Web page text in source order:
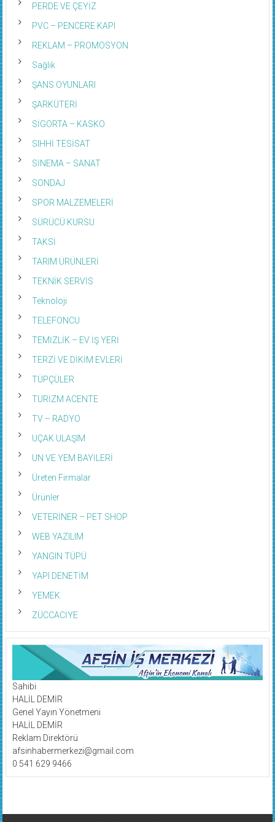
PERDE VE ÇEYİZ
PVC – PENCERE KAPI
REKLAM – PROMOSYON
Sağlık
ŞANS OYUNLARI
ŞARKÜTERİ
SİGORTA – KASKO
SIHHİ TESİSAT
SİNEMA – SANAT
SONDAJ
SPOR MALZEMELERİ
SÜRÜCÜ KURSU
TAKSİ
TARIM ÜRÜNLERİ
TEKNİK SERVİS
Teknoloji
TELEFONCU
TEMİZLİK – EV İŞ YERİ
TERZİ VE DİKİM EVLERİ
TÜPÇÜLER
TURİZM ACENTE
TV – RADYO
UÇAK ULAŞIM
UN VE YEM BAYİLERİ
Üreten Firmalar
Ürünler
VETERİNER – PET SHOP
WEB YAZILIM
YANGIN TÜPÜ
YAPI DENETİM
YEMEK
ZÜCCACİYE
Sahibi
HALİL DEMİR
Genel Yayın Yönetmeni
HALİL DEMİR
Reklam Direktörü
afsinhabermerkezi@gmail.com
0 541 629 9466